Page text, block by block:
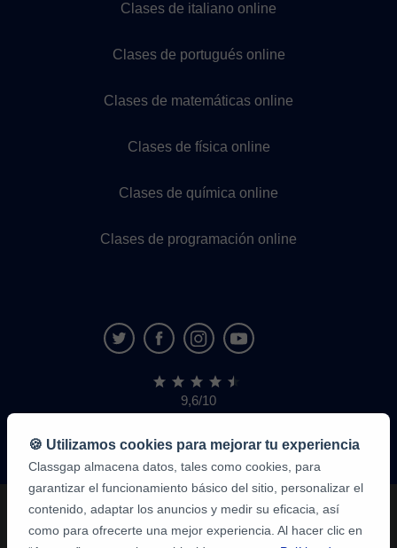
Clases de italiano online
Clases de portugués online
Clases de matemáticas online
Clases de física online
Clases de química online
Clases de programación online
9,6/10
1.339.284
de
alumnos
🍪 Utilizamos cookies para mejorar tu experiencia
Classgap almacena datos, tales como cookies, para
garantizar el funcionamiento básico del sitio, personalizar el
contenido, adaptar los anuncios y medir su eficacia, así
como para ofrecerte una mejor experiencia. Al hacer clic en